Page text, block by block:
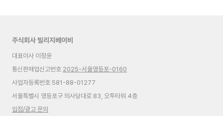
주식회사 빌리지베이비
대표이사 이정윤
통신판매업신고번호 2025-서울영등포-0160
사업자등록번호 581-88-01277
서울특별시 영등포구 의사당대로 83, 오투타워 4층
입점/광고 문의